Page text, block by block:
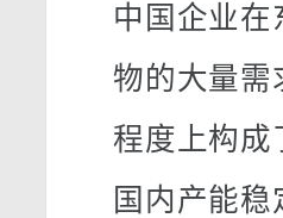
中国企业
物的大量需
程度上构成
国内产能